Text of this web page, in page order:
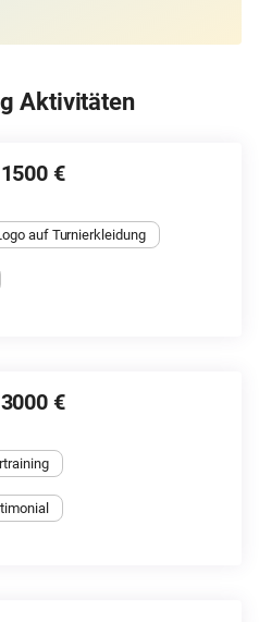
Aktivitäten
€
auf Turnierkleidung
€